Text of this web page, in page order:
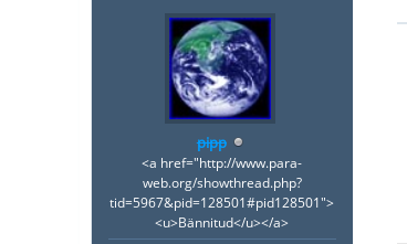
pipp
<a href="http://www.para-
web.org/showthread.php?
tid=5967&pid=128501#pid128501">
<u>Bännitud</u></a>